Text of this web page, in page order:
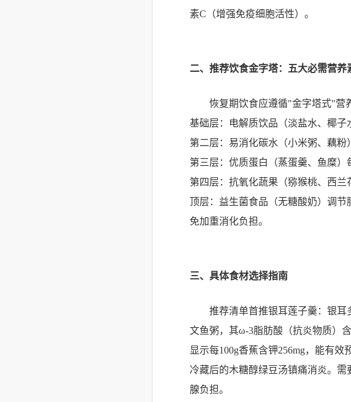
素C（增强免疫细胞活性）。
二、推荐饮食金字塔：五大必需营养
恢复期饮食应遵循"金字塔式"营
基础层：电解质饮品（淡盐水、椰子
第二层：易消化碳水（小米粥、藕粉
第三层：优质蛋白（蒸蛋羹、鱼糜）
第四层：抗氧化蔬果（猕猴桃、西
顶层：益生菌食品（无糖酸奶）调
免加重消化负担。
三、具体食材选择指南
推荐清单首推银耳莲子羹：银
文鱼粥，其ω-3脂肪酸（抗炎物质）
显示每100g香蕉含钾256mg，能有
冷藏后的木糖醇绿豆汤镇痛消炎。
腺负担。